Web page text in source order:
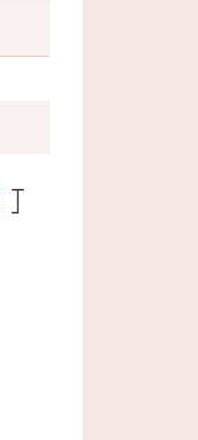
┬
┘